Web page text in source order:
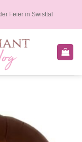
Feier in Swisttal